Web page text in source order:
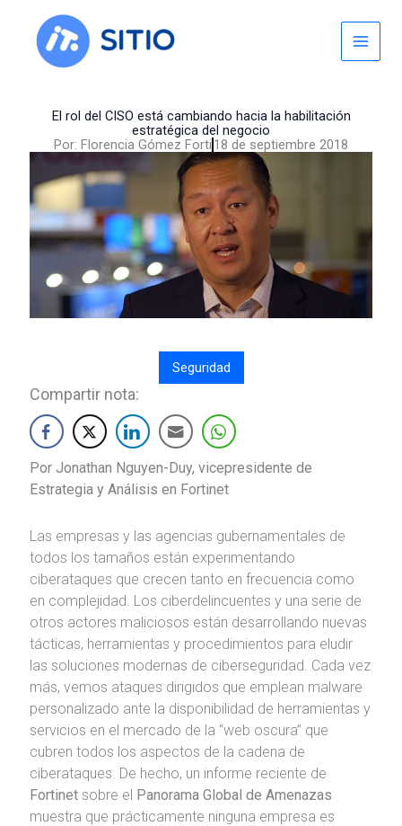
content
El rol del CISO está cambiando hacia la habilitación
estratégica del negocio
Por: Florencia Gómez Forti 18 de septiembre 2018
Seguridad
Compartir nota:
Por Jonathan Nguyen-Duy, vicepresidente de
Estrategia y Análisis en Fortinet
Las empresas y las agencias gubernamentales de
todos los tamaños están experimentando
ciberataques que crecen tanto en frecuencia como
en complejidad. Los ciberdelincuentes y una serie de
otros actores maliciosos están desarrollando nuevas
tácticas, herramientas y procedimientos para eludir
las soluciones modernas de ciberseguridad. Cada vez
más, vemos ataques dirigidos que emplean malware
personalizado ante la disponibilidad de herramientas y
servicios en el mercado de la “web oscura” que
cubren todos los aspectos de la cadena de
ciberataques. De hecho, un informe reciente de
Fortinetsobre el Panorama Global de Amenazas
muestra que prácticamente ninguna empresa es